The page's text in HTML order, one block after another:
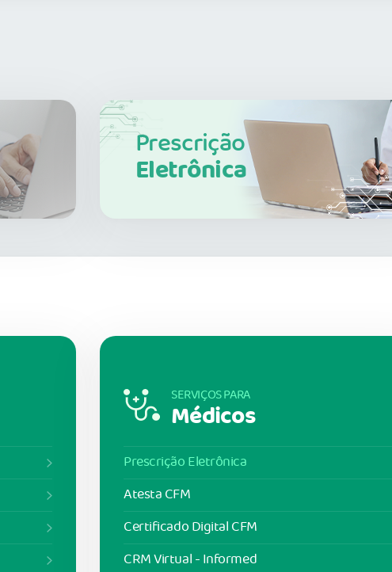
Prescrição
Eletrônica
SERVIÇOS PARA
Médicos
Prescrição Eletrônica
Atesta CFM
Certificado Digital CFM
CRM Virtual - Informed